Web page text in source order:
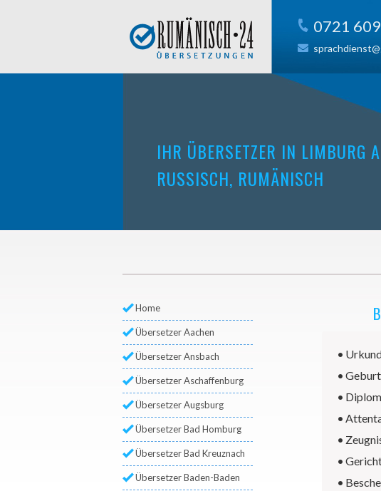
0721
IHR ÜBERSETZER IN LIMBURG
RUSSISCH, RUMÄNISCH
Home
Übersetzer Aachen
Übersetzer Ansbach
Übersetzer Aschaffenburg
Übersetzer Augsburg
Übersetzer Bad Homburg
Übersetzer Bad Kreuznach
Übersetzer Baden-Baden
•
•
•
•
•
•
•